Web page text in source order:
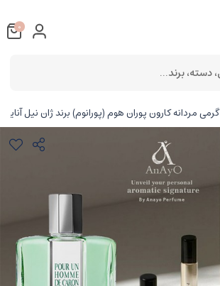
مردانه کارون پوران هوم (پورانوم) برند ژان نیل آنایو
0
برند...